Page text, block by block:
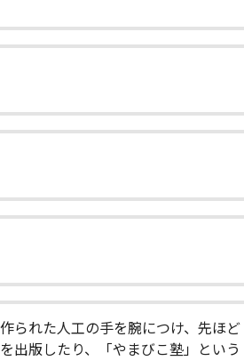
られた人工の手を腕につけ、先ほど
出版したり、「やまびこ塾」という